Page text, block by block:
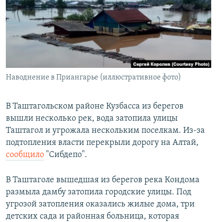
РАСПИСАНИЕ ВЕЩАНИЯ
ПОДПИШИТЕСЬ НА РАССЫЛКУ
Все сайты РСЕ/РС
Наводнение в Приангарье (иллюстративное фото)
В Таштагольском районе Кузбасса из берегов
вышли несколько рек, вода затопила улицы
Таштагол и угрожала нескольким поселкам. Из-за
подтопления власти перекрыли дорогу на Алтай,
сообщило "Сибдепо".
В Таштаголе вышедшая из берегов река Кондома
размыла дамбу затопила городские улицы. Под
угрозой затопления оказались жилые дома, три
детских сада и районная больница, которая